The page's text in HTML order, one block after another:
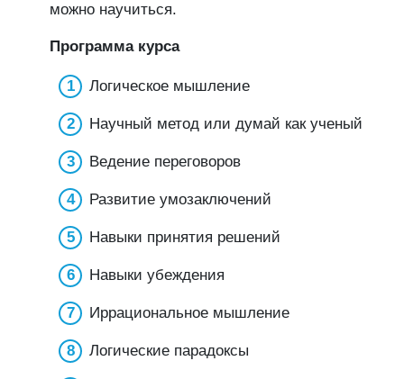
можно научиться.
Программа курса
Логическое мышление
Научный метод или думай как ученый
Ведение переговоров
Развитие умозаключений
Навыки принятия решений
Навыки убеждения
Иррациональное мышление
Логические парадоксы